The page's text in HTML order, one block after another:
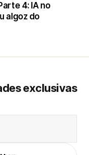
4: IA no
algoz do
exclusivas